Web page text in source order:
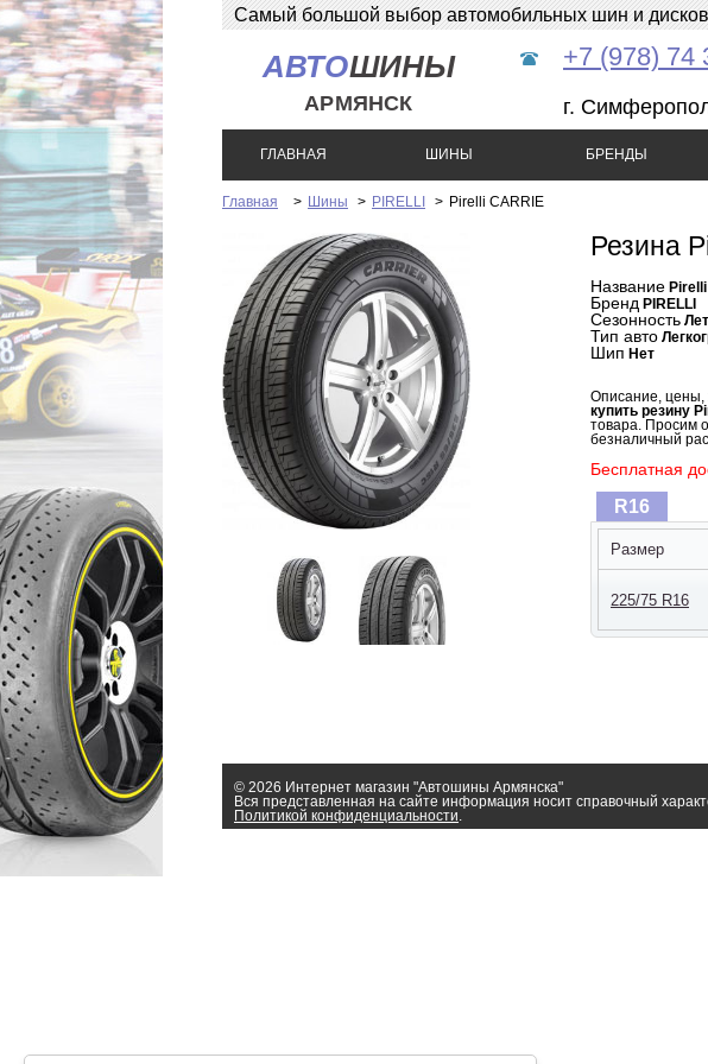
Самый большой выбор автомобильных шин и
АВТОШИНЫ
АРМЯНСК
+7 (978) 74
г.
ГЛАВНАЯ ШИНЫ БРЕНДЫ
Главная > Шины > PIRELLI > Pirelli CARRIE
Резина
Название
Бренд PIRELLI
Сезонность
Тип авто
Шип Нет
Описание, цены,
купить резину
товара. Просим
безналичный
Бесплатная
R16
Размер
225/75 R16
© 2026 Интернет магазин "Автошины Армянска"
Вся представленная на сайте информация носит справочный
Политикой конфиденциальности.